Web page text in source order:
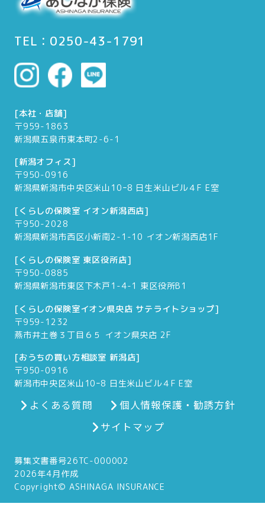
TEL：0250-43-1791
[本社・店舗]
〒959-1863
新潟県五泉市東本町2-6-1
[新潟オフィス]
〒950-0916
新潟県新潟市中央区米山10ｰ8 日生米山ビル４F E室
[くらしの保険室 イオン新潟西店]
〒950-2028
新潟県新潟市西区小新南2-1-10 イオン新潟西店1F
[くらしの保険室 東区役所店]
〒950-0885
新潟県新潟市東区下木戸1-4-1 東区役所B1
[くらしの保険室イオン県央店 サテライトショップ]
〒959-1232
燕市井土巻３丁目６５ イオン県央店 2F
[おうちの買い方相談室 新潟店]
〒950-0916
新潟市中央区米山10ｰ8 日生米山ビル４F E室
よくある質問
個人情報保護・勧誘方針
サイトマップ
募集文書番号26TC-000002
2026年4月作成
Copyright© ASHINAGA INSURANCE